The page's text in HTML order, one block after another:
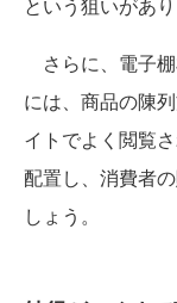
さらに、電子
には、商品の陳
イトでよく閲覧
配置し、消費者
しょう。